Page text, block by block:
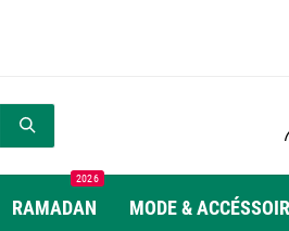
RAMADAN
2026
MODE &